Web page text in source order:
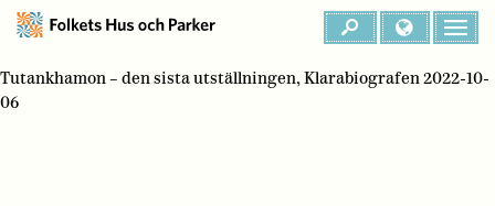
Tutankhamon – den sista utställningen, Klarabiografen 2022-10-
06